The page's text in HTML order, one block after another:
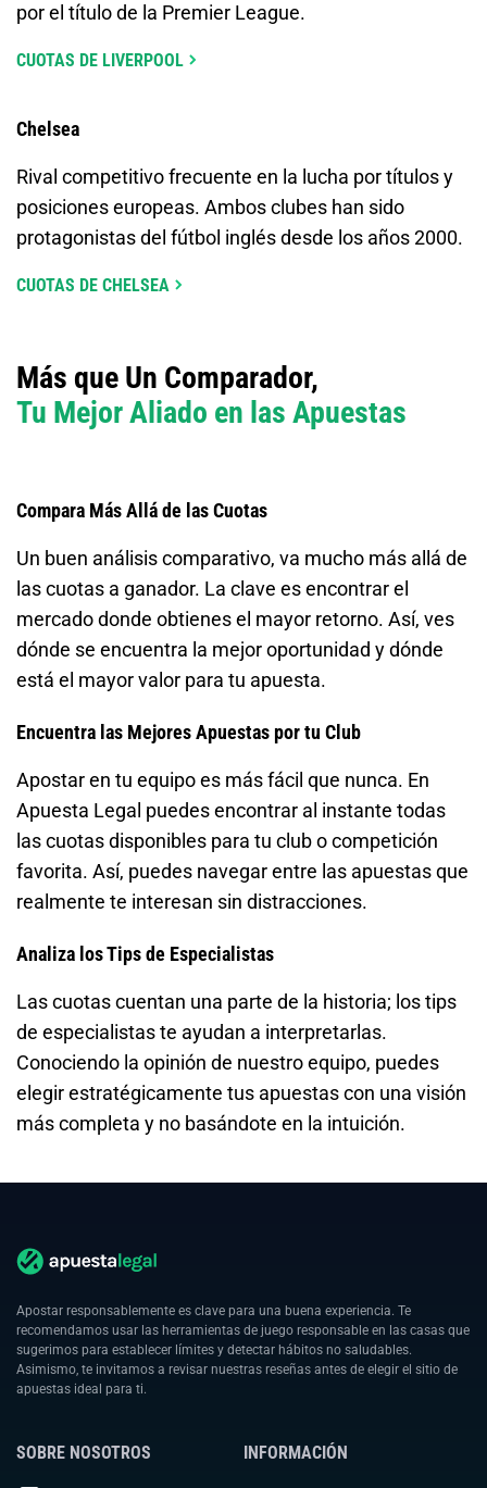
por el título de la Premier League.
CUOTAS DE LIVERPOOL
Chelsea
Rival competitivo frecuente en la lucha por títulos y
posiciones europeas. Ambos clubes han sido
protagonistas del fútbol inglés desde los años 2000.
CUOTAS DE CHELSEA
Más que Un Comparador,
Tu Mejor Aliado en las Apuestas
Compara Más Allá de las Cuotas
Un buen análisis comparativo, va mucho más allá de
las cuotas a ganador. La clave es encontrar el
mercado donde obtienes el mayor retorno. Así, ves
dónde se encuentra la mejor oportunidad y dónde
está el mayor valor para tu apuesta.
Encuentra las Mejores Apuestas por tu Club
Apostar en tu equipo es más fácil que nunca. En
Apuesta Legal puedes encontrar al instante todas
las cuotas disponibles para tu club o competición
favorita. Así, puedes navegar entre las apuestas que
realmente te interesan sin distracciones.
Analiza los Tips de Especialistas
Las cuotas cuentan una parte de la historia; los tips
de especialistas te ayudan a interpretarlas.
Conociendo la opinión de nuestro equipo, puedes
elegir estratégicamente tus apuestas con una visión
más completa y no basándote en la intuición.
Apostar responsablemente es clave para una buena experiencia. Te
recomendamos usar las herramientas de juego responsable en las casas que
sugerimos para establecer límites y detectar hábitos no saludables.
Asimismo, te invitamos a revisar nuestras reseñas antes de elegir el sitio de
apuestas ideal para ti.
SOBRE NOSOTROS INFORMACIÓN